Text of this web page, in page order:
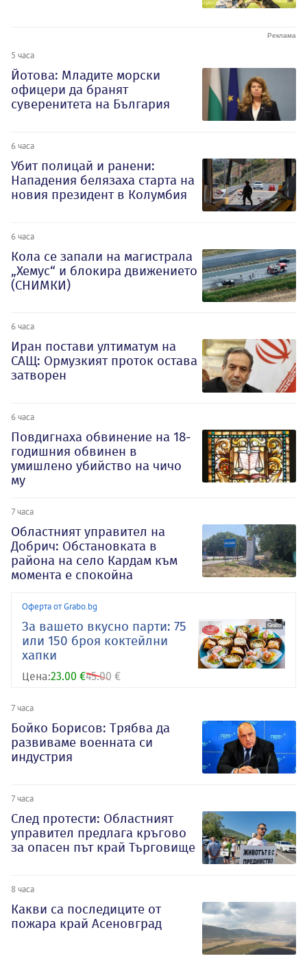
5 часа
Йотова: Младите морски
офицери да бранят
суверенитета на България
6 часа
Убит полицай и ранени:
Нападения белязаха старта на
новия президент в Колумбия
6 часа
Кола се запали на магистрала
„Хемус“ и блокира движението
(СНИМКИ)
6 часа
Иран постави ултиматум на
САЩ: Ормузкият проток остава
затворен
6 часа
Повдигнаха обвинение на 18-
годишния обвинен в
умишлено убийство на чичо
му
7 часа
Oбластният управител на
Добрич: Обстановката в
района на село Кардам към
момента е спокойна
Оферта от Grabo.bg
За вашето вкусно парти: 75
или 150 броя коктейлни
хапки
Цена:23.00 €45.00 €
7 часа
Бойко Борисов: Трябва да
развиваме военната си
индустрия
7 часа
След протести: Областният
управител предлага кръгово
за опасен път край Търговище
8 часа
Какви са последиците от
пожара край Асеновград